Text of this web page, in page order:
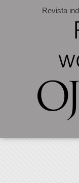
Revista